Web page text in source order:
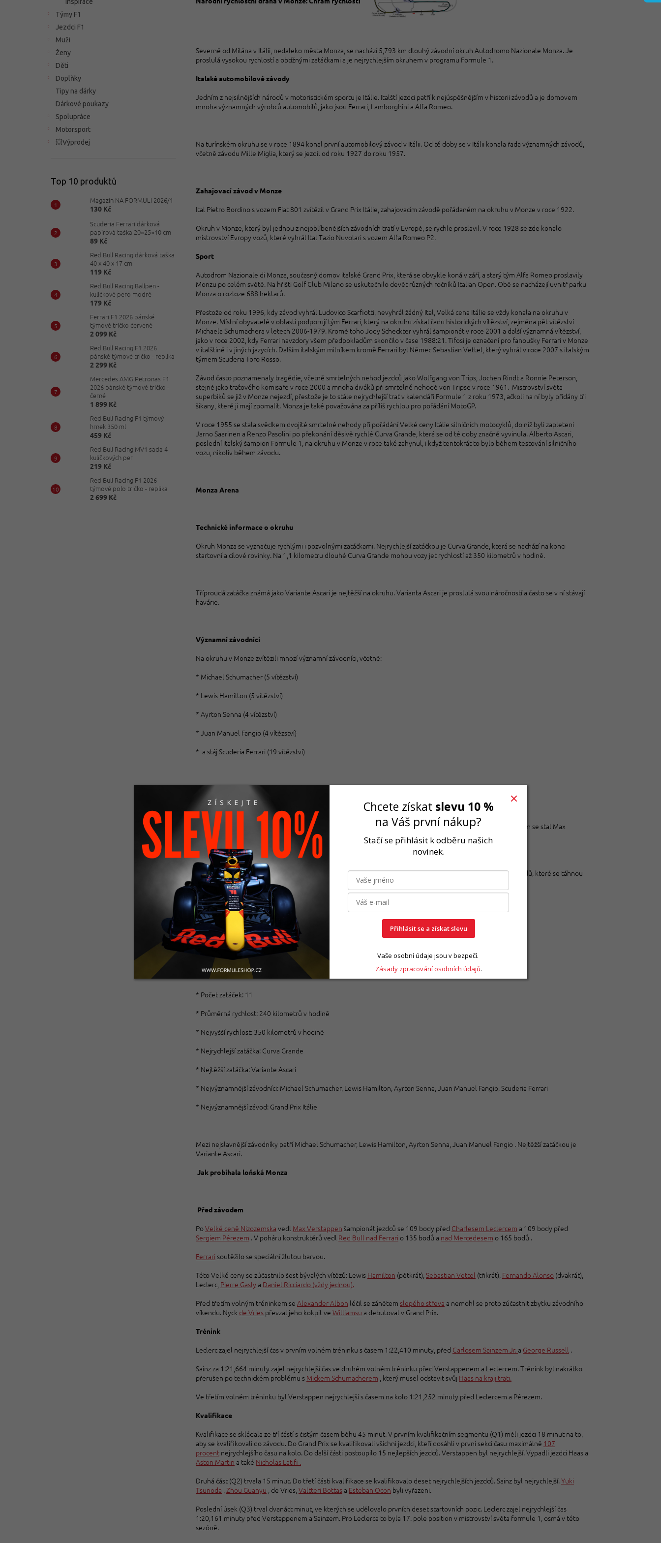
Týmy F1
Jezdci F1
Muži
Ženy
Děti
Doplňky
Tipy na dárky
Dárkové poukazy
Spolupráce
Motorsport
💥Výprodej
Top 10 produktů
Magazín NA FORMULI 2026/1
130 Kč
Scuderia Ferrari dárková
papírová taška 20×25×10 cm
89 Kč
Red Bull Racing dárková taška
40 x 40 x 17 cm
119 Kč
Red Bull Racing Ballpen -
kuličkové pero modré
179 Kč
Ferrari F1 2026 pánské
týmové tričko červené
2 099 Kč
Red Bull Racing F1 2026
pánské týmové tričko - replika
2 299 Kč
Mercedes AMG Petronas F1
2026 pánské týmové tričko -
černé
1 899 Kč
Red Bull Racing F1 týmový
hrnek 350 ml
459 Kč
Red Bull Racing MV1 sada 4
kuličkových per
219 Kč
Red Bull Racing F1 2026
týmové polo tričko - replika
2 699 Kč
Severně od Milána v Itálii, nedaleko města Monza, se nachází 5,793 km dlouhý závodní okruh Autodromo Nazionale Monza. Je
proslulá vysokou rychlostí a obtížnými zatáčkami a je nejrychlejším okruhem v programu Formule 1.
Italské automobilové závody
Jedním z nejsilnějších národů v motoristickém sportu je Itálie. Italští jezdci patří k nejúspěšnějším v historii závodů a je domovem
mnoha významných výrobců automobilů, jako jsou Ferrari, Lamborghini a Alfa Romeo.
Na turínském okruhu se v roce 1894 konal první automobilový závod v Itálii. Od té doby se v Itálii konala řada významných závodů,
včetně závodu Mille Miglia, který se jezdil od roku 1927 do roku 1957.
Zahajovací závod v Monze
Ital Pietro Bordino s vozem Fiat 801 zvítězil v Grand Prix Itálie, zahajovacím závodě pořádaném na okruhu v Monze v roce 1922.
Okruh v Monze, který byl jednou z nejoblíbenějších závodních tratí v Evropě, se rychle proslavil. V roce 1928 se zde konalo
mistrovství Evropy vozů, které vyhrál Ital Tazio Nuvolari s vozem Alfa Romeo P2.
Sport
Autodrom Nazionale di Monza, současný domov italské Grand Prix, která se obvykle koná v září, a starý tým Alfa Romeo proslavily
Monzu po celém světě. Na hřišti Golf Club Milano se uskutečnilo devět různých ročníků Italian Open. Obě se nacházejí uvnitř parku
Monza o rozloze 688 hektarů.
Přestože od roku 1996, kdy závod vyhrál Ludovico Scarfiotti, nevyhrál žádný Ital, Velká cena Itálie se vždy konala na okruhu v
Monze. Místní obyvatelé v oblasti podporují tým Ferrari, který na okruhu získal řadu historických vítězství, zejména pět vítězství
Michaela Schumachera v letech 2006-1979. Kromě toho Jody Scheckter vyhrál šampionát v roce 2001 a další významná vítězství,
jako v roce 2002, kdy Ferrari navzdory všem předpokladům skončilo v čase 1988:21. Tifosi je označení pro fanoušky Ferrari v Monze
v italštině i v jiných jazycích. Dalším italským milníkem kromě Ferrari byl Němec Sebastian Vettel, který vyhrál v roce 2007 s italským
týmem Scuderia Toro Rosso.
Závod často poznamenaly tragédie, včetně smrtelných nehod jezdců jako Wolfgang von Trips, Jochen Rindt a Ronnie Peterson,
stejně jako traťového komisaře v roce 2000 a mnoha diváků při smrtelné nehodě von Tripse v roce 1961. Mistrovství světa
superbiků se již v Monze nejezdí, přestože je to stále nejrychlejší trať v kalendáři Formule 1 z roku 1973, ačkoli na ní byly přidány tři
šikany, které ji mají zpomalit. Monza je také považována za příliš rychlou pro pořádání MotoGP.
V roce 1955 se stala svědkem dvojité smrtelné nehody při pořádání Velké ceny Itálie silničních motocyklů, do níž byli zapleteni
Jarno Saarinen a Renzo Pasolini po překonání děsivě rychlé Curva Grande, která se od té doby značně vyvinula. Alberto Ascari,
poslední italský šampion Formule 1, na okruhu v Monze v roce také zahynul, i když tentokrát to bylo během testování silničního
vozu, nikoliv během závodu.
Monza Arena
Technické informace o okruhu
Okruh Monza se vyznačuje rychlými i pozvolnými zatáčkami. Nejrychlejší zatáčkou je Curva Grande, která se nachází na konci
startovní a cílové rovinky. Na 1,1 kilometru dlouhé Curva Grande mohou vozy jet rychlostí až 350 kilometrů v hodině.
Tříproudá zatáčka známá jako Variante Ascari je nejtěžší na okruhu. Varianta Ascari je proslulá svou náročností a často se v ní stávají
havárie.
Významní závodníci
Na okruhu v Monze zvítězili mnozí významní závodníci, včetně:
* Michael Schumacher (5 vítězství)
* Lewis Hamilton (5 vítězství)
* Ayrton Senna (4 vítězství)
* Juan Manuel Fangio (4 vítězství)
* a stáj Scuderia Ferrari (19 vítězství)
Ferrari Grand Prix
Jedním z nejstarších a nejprestižnějších závodů Formule 1 je Grand Prix Itálie. Závod se jel 11. září 2023. Vítězem se stal Max
Verstappen z Red Bullu.
Závěr
Jedním z nejznámějších závodních míst na světě je Autodromo Nazionale Monza. Je dějištěm napínavých závodů, které se táhnou
celou historií motoristického sportu.
Dodatečné informace
* Název: Autodromo Nazionale di Monza
* Země: Itálie
* Město: Monza
* Délka: 5,793 kilometrů
* Počet zatáček: 11
* Průměrná rychlost: 240 kilometrů v hodině
* Nejvyšší rychlost: 350 kilometrů v hodině
* Nejrychlejší zatáčka: Curva Grande
* Nejtěžší zatáčka: Variante Ascari
* Nejvýznamnější závodníci: Michael Schumacher, Lewis Hamilton, Ayrton Senna, Juan Manuel Fangio, Scuderia Ferrari
* Nejvýznamnější závod: Grand Prix Itálie
Mezi nejslavnější závodníky patří Michael Schumacher, Lewis Hamilton, Ayrton Senna, Juan Manuel Fangio . Nejtěžší zatáčkou je
Variante Ascari.
Jak probíhala loňská Monza
Před závodem
PoVelké ceně Nizozemska vedl Max Verstappen šampionát jezdců se 109 body před Charlesem Leclercem a 109 body před
Sergiem Pérezem . V poháru konstruktérů vedl Red Bull nad Ferrari o 135 bodů a nad Mercedesem o 165 bodů .
Ferrari soutěžilo se speciální žlutou barvou.
Této Velké ceny se zúčastnilo šest bývalých vítězů: Lewis Hamilton (pětkrát), Sebastian Vettel (třikrát), Fernando Alonso (dvakrát),
Leclerc, Pierre Gasly a Daniel Ricciardo (vždy jednou).
Před třetím volným tréninkem se Alexander Albon léčil se zánětem slepého střeva a nemohl se proto zúčastnit zbytku závodního
víkendu. Nyck de Vries převzal jeho kokpit ve Williamsu a debutoval v Grand Prix.
Trénink
Leclerc zajel nejrychlejší čas v prvním volném tréninku s časem 1:22,410 minuty, před Carlosem Sainzem Jr. a George Russell .
Sainz za 1:21,664 minuty zajel nejrychlejší čas ve druhém volném tréninku před Verstappenem a Leclercem. Trénink byl nakrátko
přerušen po technickém problému s Mickem Schumacherem , který musel odstavit svůj Haas na kraji trati.
Ve třetím volném tréninku byl Verstappen nejrychlejší s časem na kolo 1:21,252 minuty před Leclercem a Pérezem.
Kvalifikace
Kvalifikace se skládala ze tří částí s čistým časem běhu 45 minut. V prvním kvalifikačním segmentu (Q1) měli jezdci 18 minut na to,
aby se kvalifikovali do závodu. Do Grand Prix se kvalifikovali všichni jezdci, kteří dosáhli v první sekci času maximálně 107
procent nejrychlejšího času na kolo. Do další části postoupilo 15 nejlepších jezdců. Verstappen byl nejrychlejší. Vypadli jezdci Haas a
Aston Martin a také Nicholas Latifi .
Druhá část (Q2) trvala 15 minut. Do třetí části kvalifikace se kvalifikovalo deset nejrychlejších jezdců. Sainz byl nejrychlejší.Yuki
Tsunoda Zhou Guanyu , de Vries, Valtteri Bottas a Esteban Ocon byli vyřazeni.
Poslední úsek (Q3) trval dvanáct minut, ve kterých se udělovalo prvních deset startovních pozic. Leclerc zajel nejrychlejší čas
1:20,161 minuty před Verstappenem a Sainzem. Pro Leclerca to byla 17. pole position v mistrovství světa formule 1, osmá v této
sezóně.
Chcete získat slevu 10 %
na Váš první nákup?
Stačí se přihlásit k odběru našich
novinek.
Přihlásit se a získat slevu
Vaše osobní údaje jsou v bezpečí.
Zásady zpracování osobních údajů.